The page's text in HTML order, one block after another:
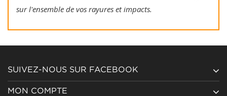
sur l'ensemble de vos rayures et impacts.
SUIVEZ-NOUS SUR FACEBOOK
MON COMPTE